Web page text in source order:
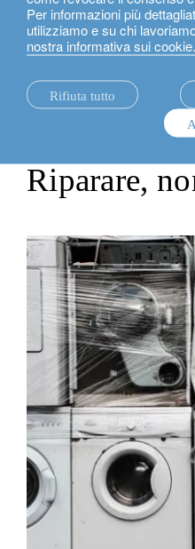
Per informazioni più
utilizziamo e su chi
nostra informativa sui cookie.
Rifiuta tutto
Italiano
Riparare,